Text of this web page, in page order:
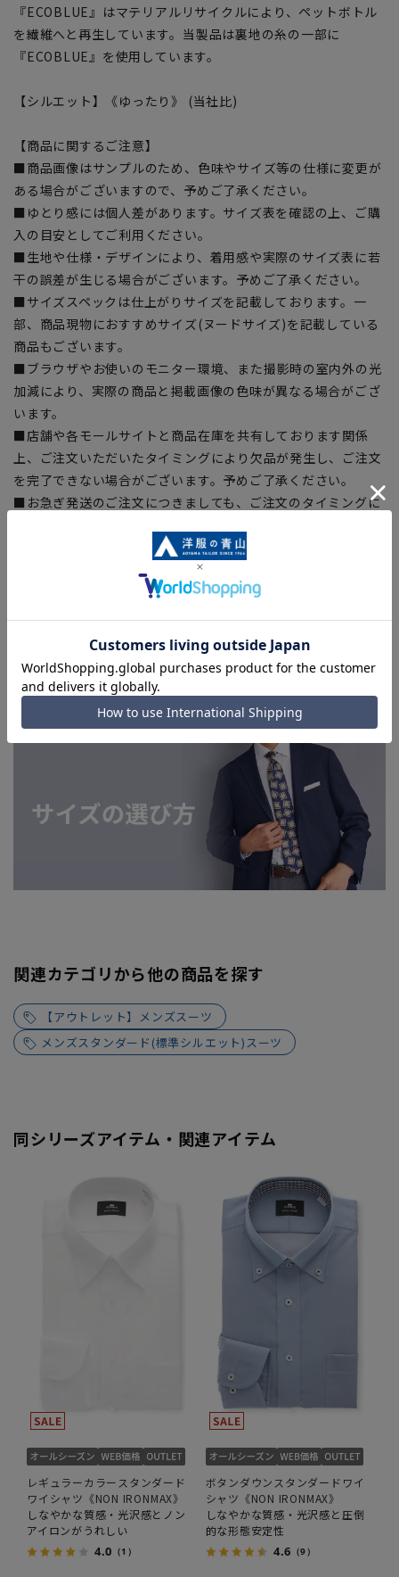
『ECOBLUE』はマテリアルリサイクルにより、ペットボトル
を繊維へと再生しています。当製品は裏地の糸の一部に
『ECOBLUE』を使用しています。
【シルエット】《ゆったり》 (当社比)
【商品に関するご注意】
■商品画像はサンプルのため、色味やサイズ等の仕様に変更が
ある場合がございますので、予めご了承ください。
■ゆとり感には個人差があります。サイズ表を確認の上、ご購
入の目安としてご利用ください。
■生地や仕様・デザインにより、着用感や実際のサイズ表に若
干の誤差が生じる場合がございます。予めご了承ください。
■サイズスペックは仕上がりサイズを記載しております。一
部、商品現物におすすめサイズ(ヌードサイズ)を記載している
商品もございます。
■ブラウザやお使いのモニター環境、また撮影時の室内外の光
加減により、実際の商品と掲載画像の色味が異なる場合がござ
います。
■店舗や各モールサイトと商品在庫を共有しております関係
上、ご注文いただいたタイミングにより欠品が発生し、ご注文
を完了できない場合がございます。予めご了承ください。
■お急ぎ発送のご注文につきましても、ご注文のタイミングに
関連カテゴリから他の商品を探す
【アウトレット】メンズスーツ
メンズスタンダード(標準シルエット)スーツ
同シリーズアイテム・関連アイテム
レギュラーカラースタンダード
ワイシャツ《NON IRONMAX》
しなやかな質感・光沢感とノン
アイロンがうれしい
4.0 （1）
ボタンダウンスタンダードワイ
シャツ《NON IRONMAX》
しなやかな質感・光沢感と圧倒
的な形態安定性
4.6 （9）